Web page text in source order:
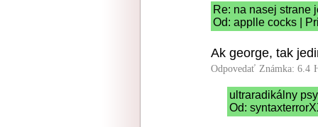
Re: na nasej strane
Od: applle cocks |
Ak george, tak
Odpovedať Známka: 6.4
ultraradikálny
Od: